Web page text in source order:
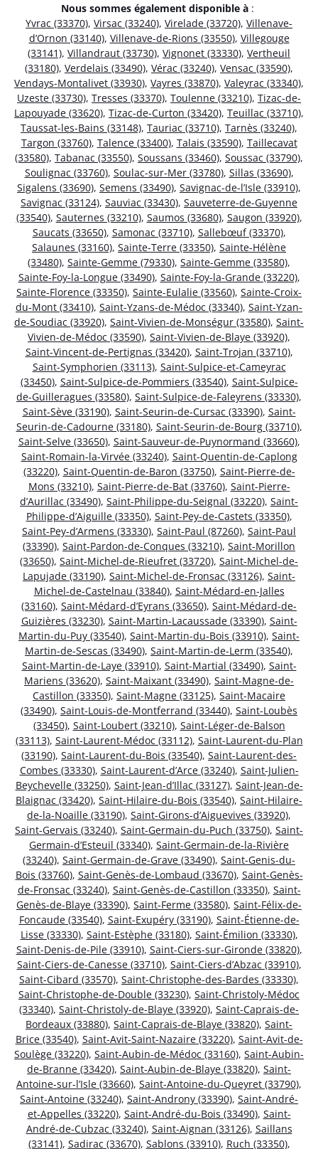
Nous sommes également disponible à :
Yvrac (33370), Virsac (33240), Virelade (33720), Villenave-
d’Ornon (33140), Villenave-de-Rions (33550), Villegouge
(33141), Villandraut (33730), Vignonet (33330), Vertheuil
(33180), Verdelais (33490), Vérac (33240), Vensac (33590),
Vendays-Montalivet (33930), Vayres (33870), Valeyrac (33340),
Uzeste (33730), Tresses (33370), Toulenne (33210), Tizac-de-
Lapouyade (33620), Tizac-de-Curton (33420), Teuillac (33710),
Taussat-les-Bains (33148), Tauriac (33710), Tarnès (33240),
Targon (33760), Talence (33400), Talais (33590), Taillecavat
(33580), Tabanac (33550), Soussans (33460), Soussac (33790),
Soulignac (33760), Soulac-sur-Mer (33780), Sillas (33690),
Sigalens (33690), Semens (33490), Savignac-de-l’Isle (33910),
Savignac (33124), Sauviac (33430), Sauveterre-de-Guyenne
(33540), Sauternes (33210), Saumos (33680), Saugon (33920),
Saucats (33650), Samonac (33710), Sallebœuf (33370),
Salaunes (33160), Sainte-Terre (33350), Sainte-Hélène
(33480), Sainte-Gemme (79330), Sainte-Gemme (33580),
Sainte-Foy-la-Longue (33490), Sainte-Foy-la-Grande (33220),
Sainte-Florence (33350), Sainte-Eulalie (33560), Sainte-Croix-
du-Mont (33410), Saint-Yzans-de-Médoc (33340), Saint-Yzan-
de-Soudiac (33920), Saint-Vivien-de-Monségur (33580), Saint-
Vivien-de-Médoc (33590), Saint-Vivien-de-Blaye (33920),
Saint-Vincent-de-Pertignas (33420), Saint-Trojan (33710),
Saint-Symphorien (33113), Saint-Sulpice-et-Cameyrac
(33450), Saint-Sulpice-de-Pommiers (33540), Saint-Sulpice-
de-Guilleragues (33580), Saint-Sulpice-de-Faleyrens (33330),
Saint-Sève (33190), Saint-Seurin-de-Cursac (33390), Saint-
Seurin-de-Cadourne (33180), Saint-Seurin-de-Bourg (33710),
Saint-Selve (33650), Saint-Sauveur-de-Puynormand (33660),
Saint-Romain-la-Virvée (33240), Saint-Quentin-de-Caplong
(33220), Saint-Quentin-de-Baron (33750), Saint-Pierre-de-
Mons (33210), Saint-Pierre-de-Bat (33760), Saint-Pierre-
d’Aurillac (33490), Saint-Philippe-du-Seignal (33220), Saint-
Philippe-d’Aiguille (33350), Saint-Pey-de-Castets (33350),
Saint-Pey-d’Armens (33330), Saint-Paul (87260), Saint-Paul
(33390), Saint-Pardon-de-Conques (33210), Saint-Morillon
(33650), Saint-Michel-de-Rieufret (33720), Saint-Michel-de-
Lapujade (33190), Saint-Michel-de-Fronsac (33126), Saint-
Michel-de-Castelnau (33840), Saint-Médard-en-Jalles
(33160), Saint-Médard-d’Eyrans (33650), Saint-Médard-de-
Guizières (33230), Saint-Martin-Lacaussade (33390), Saint-
Martin-du-Puy (33540), Saint-Martin-du-Bois (33910), Saint-
Martin-de-Sescas (33490), Saint-Martin-de-Lerm (33540),
Saint-Martin-de-Laye (33910), Saint-Martial (33490), Saint-
Mariens (33620), Saint-Maixant (33490), Saint-Magne-de-
Castillon (33350), Saint-Magne (33125), Saint-Macaire
(33490), Saint-Louis-de-Montferrand (33440), Saint-Loubès
(33450), Saint-Loubert (33210), Saint-Léger-de-Balson
(33113), Saint-Laurent-Médoc (33112), Saint-Laurent-du-Plan
(33190), Saint-Laurent-du-Bois (33540), Saint-Laurent-des-
Combes (33330), Saint-Laurent-d’Arce (33240), Saint-Julien-
Beychevelle (33250), Saint-Jean-d’Illac (33127), Saint-Jean-de-
Blaignac (33420), Saint-Hilaire-du-Bois (33540), Saint-Hilaire-
de-la-Noaille (33190), Saint-Girons-d’Aiguevives (33920),
Saint-Gervais (33240), Saint-Germain-du-Puch (33750), Saint-
Germain-d’Esteuil (33340), Saint-Germain-de-la-Rivière
(33240), Saint-Germain-de-Grave (33490), Saint-Genis-du-
Bois (33760), Saint-Genès-de-Lombaud (33670), Saint-Genès-
de-Fronsac (33240), Saint-Genès-de-Castillon (33350), Saint-
Genès-de-Blaye (33390), Saint-Ferme (33580), Saint-Félix-de-
Foncaude (33540), Saint-Exupéry (33190), Saint-Étienne-de-
Lisse (33330), Saint-Estèphe (33180), Saint-Émilion (33330),
Saint-Denis-de-Pile (33910), Saint-Ciers-sur-Gironde (33820),
Saint-Ciers-de-Canesse (33710), Saint-Ciers-d’Abzac (33910),
Saint-Cibard (33570), Saint-Christophe-des-Bardes (33330),
Saint-Christophe-de-Double (33230), Saint-Christoly-Médoc
(33340), Saint-Christoly-de-Blaye (33920), Saint-Caprais-de-
Bordeaux (33880), Saint-Caprais-de-Blaye (33820), Saint-
Brice (33540), Saint-Avit-Saint-Nazaire (33220), Saint-Avit-de-
Soulège (33220), Saint-Aubin-de-Médoc (33160), Saint-Aubin-
de-Branne (33420), Saint-Aubin-de-Blaye (33820), Saint-
Antoine-sur-l’Isle (33660), Saint-Antoine-du-Queyret (33790),
Saint-Antoine (33240), Saint-Androny (33390), Saint-André-
et-Appelles (33220), Saint-André-du-Bois (33490), Saint-
André-de-Cubzac (33240), Saint-Aignan (33126), Saillans
(33141), Sadirac (33670), Sablons (33910), Ruch (33350),